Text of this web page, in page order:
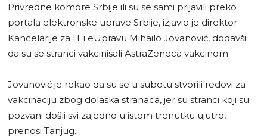
Privredne komore Srbije ili su se sami prijavili preko
portala elektronske uprave Srbije, izjavio je direktor
Kancelarije za IT i eUpravu Mihailo Jovanović, dodavši
da su se stranci vakcinisali AstraZeneca vakcinom.
Jovanović je rekao da su se u subotu stvorili redovi za
vakcinaciju zbog dolaska stranaca, jer su stranci koji su
pozvani došli svi zajedno u istom trenutku ujutro,
prenosi Tanjug.